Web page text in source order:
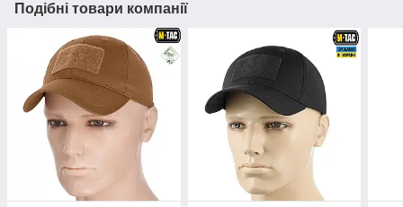
Подібні товари компанії